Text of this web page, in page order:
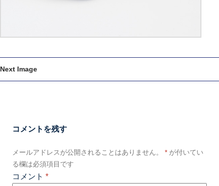
Next Image
コメントを残す
メールアドレスが公開されることはありません。 * が付いてい
る欄は必須項目です
コメント *